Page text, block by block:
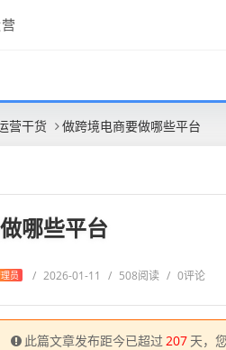
营干货 做跨境电商要做哪些平台
哪些平台
员 / 2026-01-11 / 508阅读 / 0评论
此篇文章发布距今已超过 207 天，